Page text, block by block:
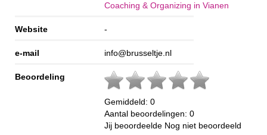
Coaching & Organizing in Vianen
Website -
e-mail info@brusseltje.nl
Beoordeling
Gemiddeld: 0
Aantal beoordelingen: 0
Jij beoordeelde Nog niet beoordeeld